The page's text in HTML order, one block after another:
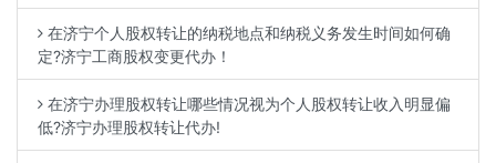
在济宁个人股权转让的纳税地点和纳税义务发生时间如何确
定?济宁工商股权变更代办！
在济宁办理股权转让哪些情况视为个人股权转让收入明显偏
低?济宁办理股权转让代办!